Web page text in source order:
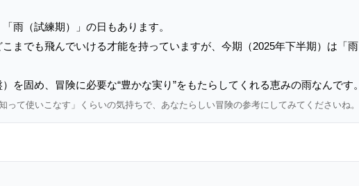
雨（試練期）」の日もあります。
までも飛んでいける才能を持っていますが、今期（2025年下半期）は「雨
を固め、冒険に必要な“豊かな実り”をもたらしてくれる恵みの雨なんです。
て使いこなす」くらいの気持ちで、あなたらしい冒険の参考にしてみてくださいね。